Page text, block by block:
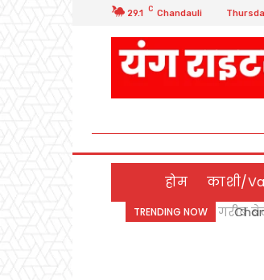
29.1 C Chandauli
होम काशी/
TRENDING NOW